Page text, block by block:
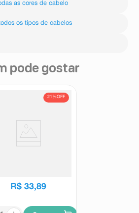
as cores de cabelo
os tipos de cabelos
pode gostar
21%OFF
R$ 33,89